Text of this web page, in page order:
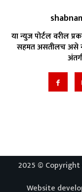
या न्युज पोर्टल वरील
सहमत असतीलच असे
2025 ©
Website